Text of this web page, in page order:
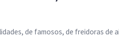
de famosos, de freidoras de